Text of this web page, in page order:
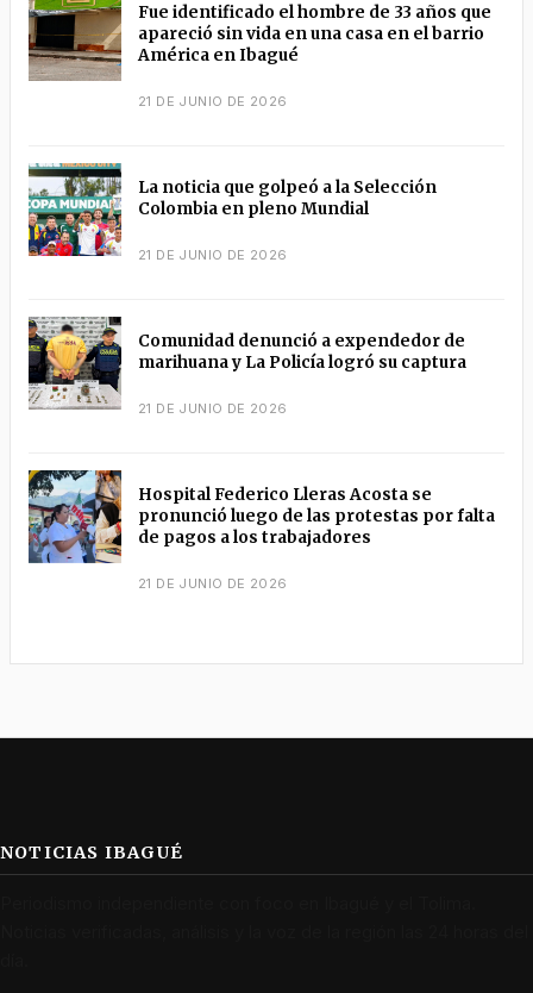
Fue identificado el hombre de 33 años que
apareció sin vida en una casa en el barrio
América en Ibagué
21 DE JUNIO DE 2026
La noticia que golpeó a la Selección
Colombia en pleno Mundial
21 DE JUNIO DE 2026
Comunidad denunció a expendedor de
marihuana y La Policía logró su captura
21 DE JUNIO DE 2026
Hospital Federico Lleras Acosta se
pronunció luego de las protestas por falta
de pagos a los trabajadores
21 DE JUNIO DE 2026
NOTICIAS IBAGUÉ